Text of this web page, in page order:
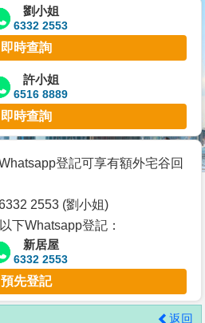
劉小姐
6332 2553
即時查詢
許小姐
6516 8889
即時查詢
登記可享有額外宅谷回
2553 (劉小姐)
下Whatsapp登記：
新居屋
6332 2553
預先登記
返回